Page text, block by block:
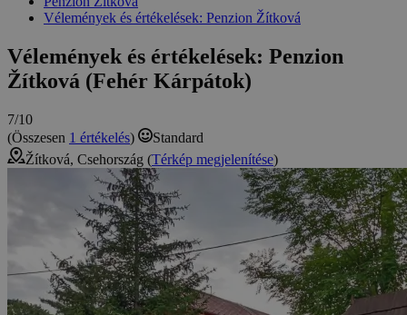
Vélemények és értékelések: Penzion Žítková
Vélemények és értékelések: Penzion
Žítková (Fehér Kárpátok)
7/10
(Összesen 1 értékelés)
Standard
Žítková, Csehország (Térkép megjelenítése)